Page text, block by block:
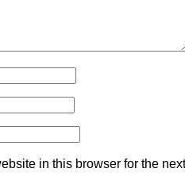
in this browser for the